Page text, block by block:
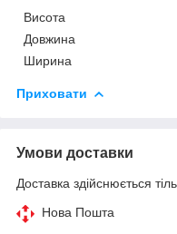
Висота
Довжина
Ширина
Приховати
Умови доставки
Доставка здійснюється
Нова Пошта